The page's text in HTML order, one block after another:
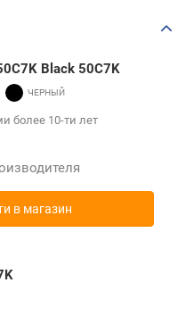
Black 50C7K
более 10-ти лет
в магазин